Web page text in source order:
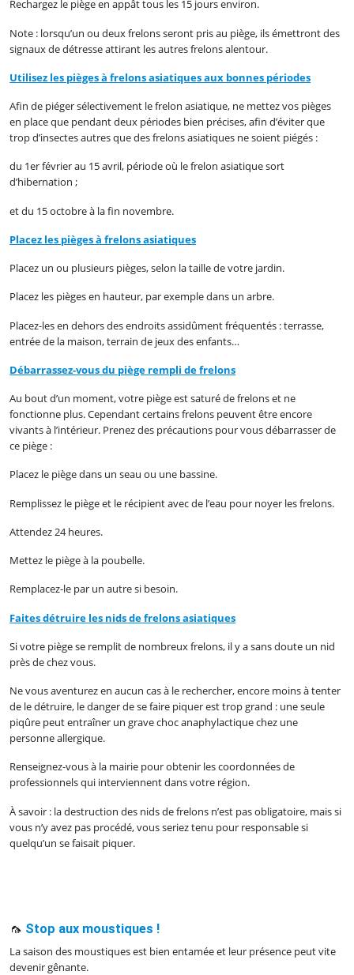
Rechargez le piège en appât tous les 15 jours environ.
Note : lorsqu’un ou deux frelons seront pris au piège, ils émettront des
signaux de détresse attirant les autres frelons alentour.
Utilisez les pièges à frelons asiatiques aux bonnes périodes
Afin de piéger sélectivement le frelon asiatique, ne mettez vos pièges
en place que pendant deux périodes bien précises, afin d’éviter que
trop d’insectes autres que des frelons asiatiques ne soient piégés :
du 1er février au 15 avril, période où le frelon asiatique sort
d’hibernation ;
et du 15 octobre à la fin novembre.
Placez les pièges à frelons asiatiques
Placez un ou plusieurs pièges, selon la taille de votre jardin.
Placez les pièges en hauteur, par exemple dans un arbre.
Placez-les en dehors des endroits assidûment fréquentés : terrasse,
entrée de la maison, terrain de jeux des enfants…
Débarrassez-vous du piège rempli de frelons
Au bout d’un moment, votre piège est saturé de frelons et ne
fonctionne plus. Cependant certains frelons peuvent être encore
vivants à l’intérieur. Prenez des précautions pour vous débarrasser de
ce piège :
Placez le piège dans un seau ou une bassine.
Remplissez le piège et le récipient avec de l’eau pour noyer les frelons.
Attendez 24 heures.
Mettez le piège à la poubelle.
Remplacez-le par un autre si besoin.
Faites détruire les nids de frelons asiatiques
Si votre piège se remplit de nombreux frelons, il y a sans doute un nid
près de chez vous.
Ne vous aventurez en aucun cas à le rechercher, encore moins à tenter
de le détruire, le danger de se faire piquer est trop grand : une seule
piqûre peut entraîner un grave choc anaphylactique chez une
personne allergique.
Renseignez-vous à la mairie pour obtenir les coordonnées de
professionnels qui interviennent dans votre région.
À savoir : la destruction des nids de frelons n’est pas obligatoire, mais si
vous n’y avez pas procédé, vous seriez tenu pour responsable si
quelqu’un se faisait piquer.
🦟 Stop aux moustiques !
La saison des moustiques est bien entamée et leur présence peut vite
devenir gênante.